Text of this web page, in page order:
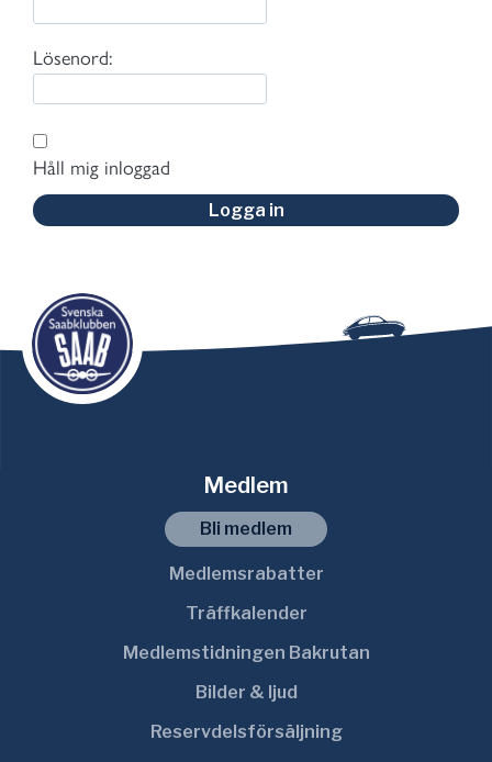
Lösenord:
Håll mig inloggad
Logga in
Medlem
Bli medlem
Medlemsrabatter
Träffkalender
Medlemstidningen Bakrutan
Bilder & ljud
Reservdelsförsäljning